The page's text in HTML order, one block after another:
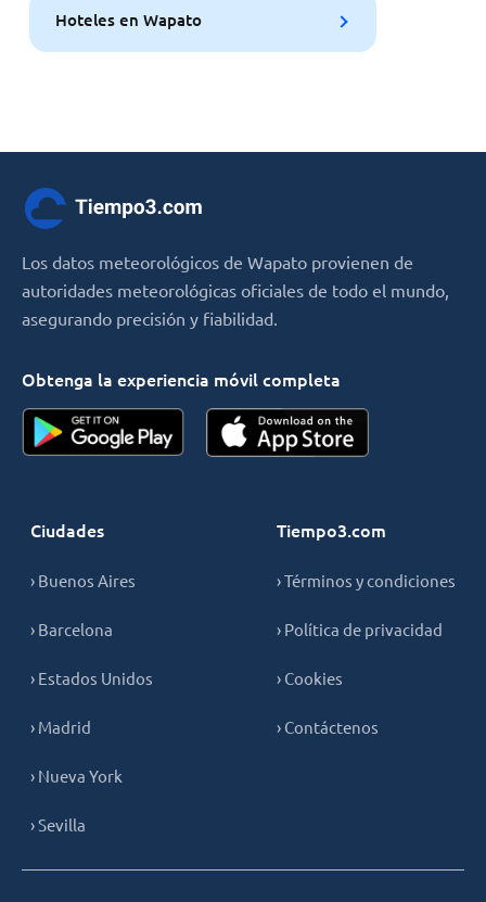
Hoteles en Wapato
Los datos meteorológicos de Wapato provienen de
autoridades meteorológicas oficiales de todo el mundo,
asegurando precisión y fiabilidad.
Obtenga la experiencia móvil completa
Ciudades
› Buenos Aires
› Barcelona
› Estados Unidos
› Madrid
› Nueva York
› Sevilla
Tiempo3.com
› Términos y condiciones
› Política de privacidad
› Cookies
› Contáctenos